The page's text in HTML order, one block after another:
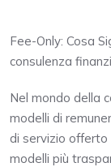
Fee-Only: Cosa
consulenza
Nel mondo della
modelli di
di servizio offerto
modelli più